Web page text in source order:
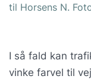
til Horsens N.
I så fald kan
vinke farvel til